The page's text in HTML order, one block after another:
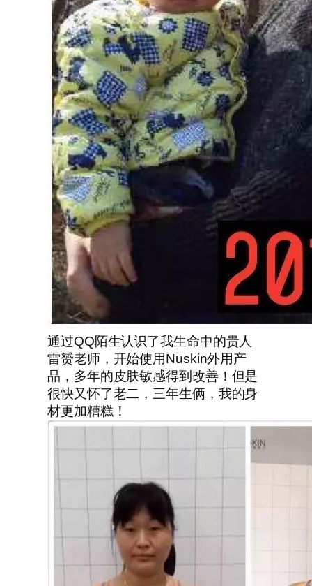
通过QQ陌生认识了我生命中的贵人
雷赟老师，开始使用Nuskin外用产
品，多年的皮肤敏感得到改善！但是
很快又怀了老二，三年生俩，我的身
材更加糟糕！